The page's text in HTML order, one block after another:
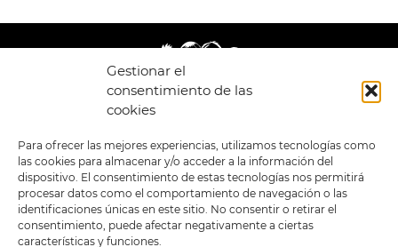
Gestionar el
consentimiento de las
cookies
Para ofrecer las mejores experiencias, utilizamos tecnologías como
las cookies para almacenar y/o acceder a la información del
dispositivo. El consentimiento de estas tecnologías nos permitirá
procesar datos como el comportamiento de navegación o las
identificaciones únicas en este sitio. No consentir o retirar el
consentimiento, puede afectar negativamente a ciertas
características y funciones.
LEGAL
POLÍTICA DE
PRIVACIDAD
TÉRMINOS Y
CONDICIONES
GENERALES DE LA
ENLACES
TIENDA
ESTILOS
FORMATOS
PREVENTAS
OFERTAS
MERCHANDISING